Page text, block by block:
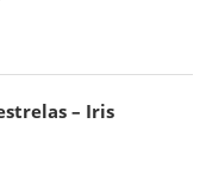
– Iris